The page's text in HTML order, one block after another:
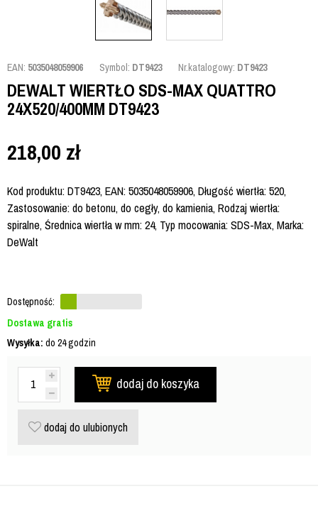
EAN: 5035048059906 Symbol: DT9423 Nr.katalogowy: DT9423
DEWALT WIERTŁO SDS-MAX QUATTRO
24X520/400MM DT9423
218,00 zł
Kod produktu: DT9423, EAN: 5035048059906, Długość wiertła: 520,
Zastosowanie: do betonu, do cegły, do kamienia, Rodzaj wiertła:
spiralne, Średnica wiertła w mm: 24, Typ mocowania: SDS-Max, Marka:
DeWalt
Dostępność:
Dostawa gratis
Wysyłka: do 24 godzin
dodaj do koszyka
dodaj do ulubionych